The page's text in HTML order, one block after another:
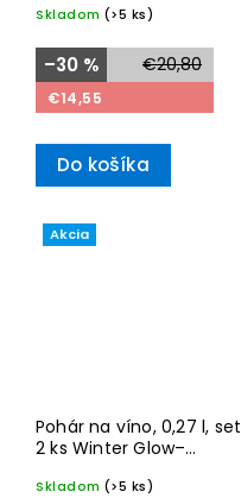
Skladom (>5 ks)
€20,80
–30 %
€14,55
Do košíka
Akcia
Pohár na víno, 0,27 l, set
2 ks Winter Glow–
Skladom (>5 ks)